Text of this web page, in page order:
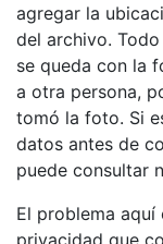
agregar la
del archivo.
se queda con la
a otra persona,
tomó la foto. Si
datos antes de
puede consultar
El problema aquí
privacidad que